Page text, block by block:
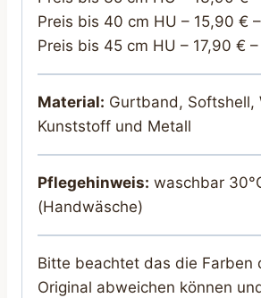
Preis bis 40 cm HU – 15,90 €
Preis bis 45 cm HU – 17,90 €
Material: Gurtband, Softshell,
Kunststoff und Metall
Pflegehinweis: waschbar
(Handwäsche)
Bitte beachtet das die Farben
Original abweichen können